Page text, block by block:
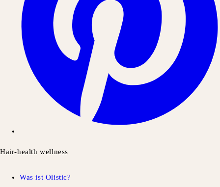
Hair-health wellness
Was ist Olistic?